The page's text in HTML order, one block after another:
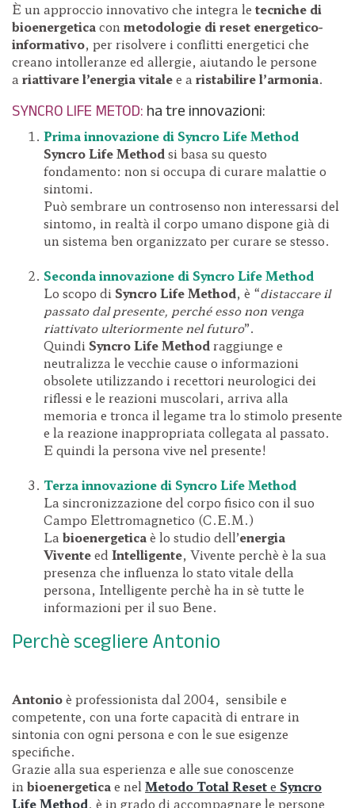
È un approccio innovativo che integra le tecniche di
bioenergeticaconmetodologie di reset energetico-
informativo, per risolvere i conflitti energetici che
creano intolleranze ed allergie, aiutando le persone
a riattivare l’energia vitalee a ristabilire l’armonia.
SYNCRO LIFE METOD:ha tre innovazioni:
Prima innovazione di Syncro Life Method
Syncro Life Method si basa su questo
fondamento: non si occupa di curare malattie o
sintomi.
Può sembrare un controsenso non interessarsi del
sintomo, in realtà il corpo umano dispone già di
un sistema ben organizzato per curare se stesso.
Seconda innovazione di Syncro Life Method
Lo scopo di Syncro Life Method, è “distaccare il
passato dal presente, perché esso non venga
riattivato ulteriormente nel futuro”.
Quindi Syncro Life Method raggiunge e
neutralizza le vecchie cause o informazioni
obsolete utilizzando i recettori neurologici dei
riflessi e le reazioni muscolari, arriva alla
memoria e tronca il legame tra lo stimolo presente
e la reazione inappropriata collegata al passato.
E quindi la persona vive nel presente!
Terza innovazione di Syncro Life Method
La sincronizzazione del corpo fisico con il suo
Campo Elettromagnetico (C.E.M.)
La bioenergeticaè lo studio dell’energia
Viventeed Intelligente, Vivente perchè è la sua
presenza che influenza lo stato vitale della
persona, Intelligente perchè ha in sè tutte le
informazioni per il suo Bene.
Perchè scegliere Antonio
Antonioè professionista dal 2004, sensibile e
competente, con una forte capacità di entrare in
sintonia con ogni persona e con le sue esigenze
specifiche.
Grazie alla sua esperienza e alle sue conoscenze
inbioenergeticae nelMetodo Total Resete Syncro
Life Method, è in grado di accompagnare le persone